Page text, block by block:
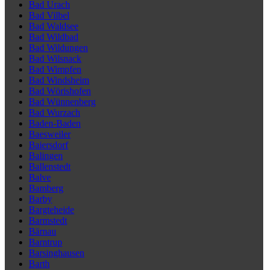
Bad Urach
Bad Vilbel
Bad Waldsee
Bad Wildbad
Bad Wildungen
Bad Wilsnack
Bad Wimpfen
Bad Windsheim
Bad Wörishofen
Bad Wünnenberg
Bad Wurzach
Baden-Baden
Baesweiler
Baiersdorf
Balingen
Ballenstedt
Balve
Bamberg
Barby
Bargteheide
Barmstedt
Bärnau
Barntrup
Barsinghausen
Barth